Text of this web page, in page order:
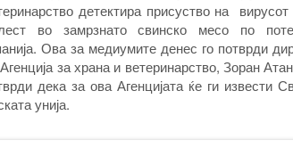
детектира присуство на
во замрзнато свинско месо по
Ова за медиумите денес го потврди
за храна и ветеринарство, Зоран
дека за ова Агенцијата ќе ги извести
унија.